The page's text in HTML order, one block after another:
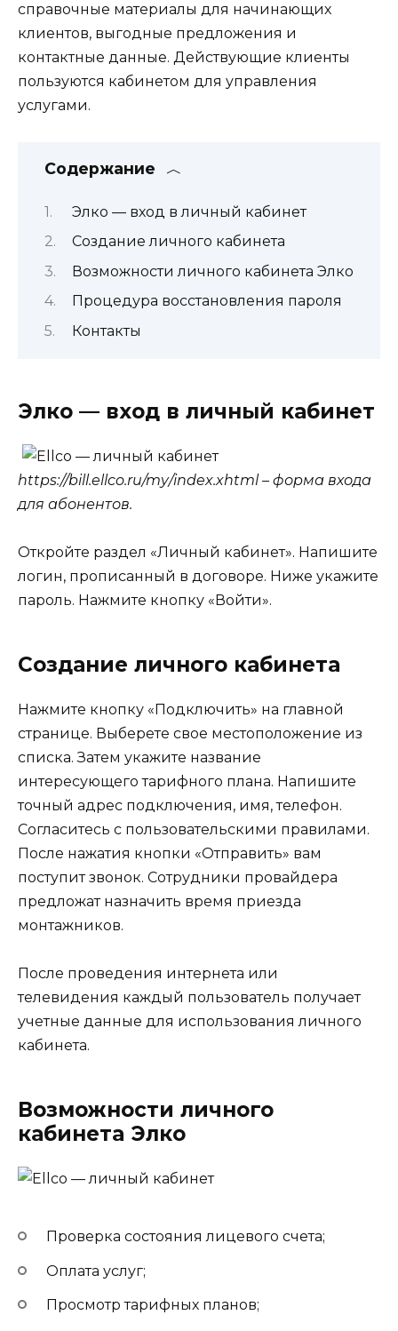
справочные материалы для начинающих
клиентов, выгодные предложения и
контактные данные. Действующие клиенты
пользуются кабинетом для управления
услугами.
Содержание
Элко — вход в личный кабинет
Создание личного кабинета
Возможности личного кабинета Элко
Процедура восстановления пароля
Контакты
Элко — вход в личный кабинет
https://bill.ellco.ru/my/index.xhtml – форма входа
для абонентов.
Откройте раздел «Личный кабинет». Напишите
логин, прописанный в договоре. Ниже укажите
пароль. Нажмите кнопку «Войти».
Создание личного кабинета
Нажмите кнопку «Подключить» на главной
странице. Выберете свое местоположение из
списка. Затем укажите название
интересующего тарифного плана. Напишите
точный адрес подключения, имя, телефон.
Согласитесь с пользовательскими правилами.
После нажатия кнопки «Отправить» вам
поступит звонок. Сотрудники провайдера
предложат назначить время приезда
монтажников.
После проведения интернета или
телевидения каждый пользователь получает
учетные данные для использования личного
кабинета.
Возможности личного
кабинета Элко
Проверка состояния лицевого счета;
Оплата услуг;
Просмотр тарифных планов;